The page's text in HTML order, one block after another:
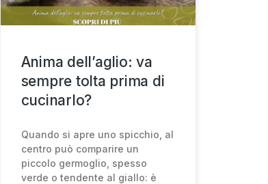
Anima dell’aglio: va
sempre tolta prima di
cucinarlo?
Quando si apre uno spicchio, al
centro può comparire un
piccolo germoglio, spesso
verde o tendente al giallo: è